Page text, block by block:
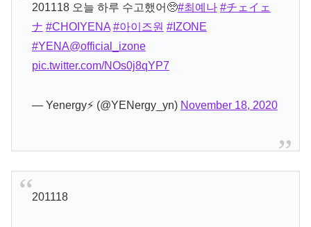
201118 오늘 하루 수고했어🥺#최예나 #チェイェ
ナ #CHOIYENA #아이즈원 #IZONE
#YENA@official_izone
pic.twitter.com/NOs0j8qYP7
— Yenergy⚡️ (@YENergy_yn) November 18, 2020
201118